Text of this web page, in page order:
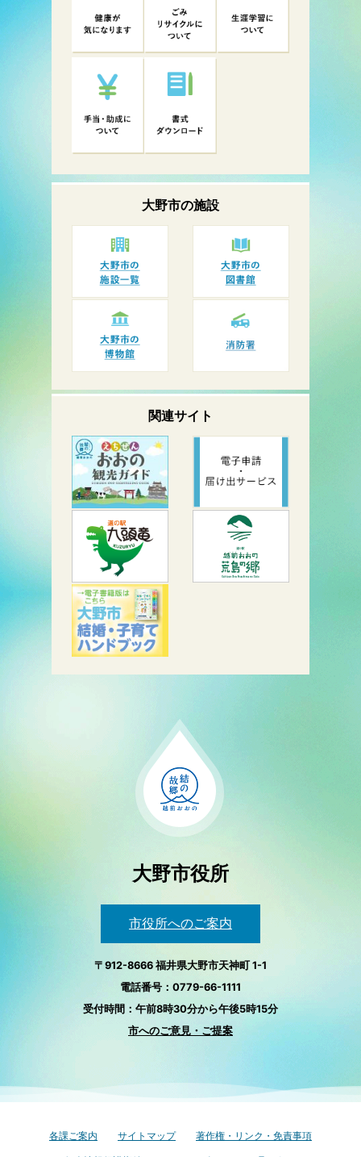
大野市の施設
関連サイト
大野市役所
市役所へのご案内
〒912-8666 福井県大野市天神町 1-1
電話番号：0779-66-1111
受付時間：午前8時30分から午後5時15分
市へのご意見・ご提案
各課ご案内 サイトマップ 著作権・リンク・免責事項